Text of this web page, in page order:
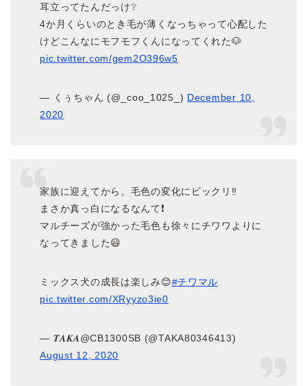
耳立ってたんだっけ❔
4か月くらいのとき毛が薄くなっちゃって心配した
けどこんなにモフモフくんになってくれた🐶
pic.twitter.com/gem2O396w5
— くぅちゃん (@_coo_1025_) December 10,
2020
家族に迎えてから、毛色の変化にビックリ‼️
まさか真っ白になるなんて❗️
マルチーズが強かった毛色も徐々にチワワよりに
なってきました😃
ミックス犬の成長は楽しみ😊#チワマル
pic.twitter.com/XRyyzo3ie0
— 𝑻𝑨𝑲𝑨@CB1300SB (@TAKA80346413)
August 12, 2020